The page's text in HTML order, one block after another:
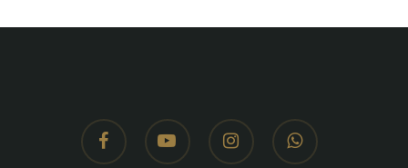
facebookyoutube instagramwhatsapp